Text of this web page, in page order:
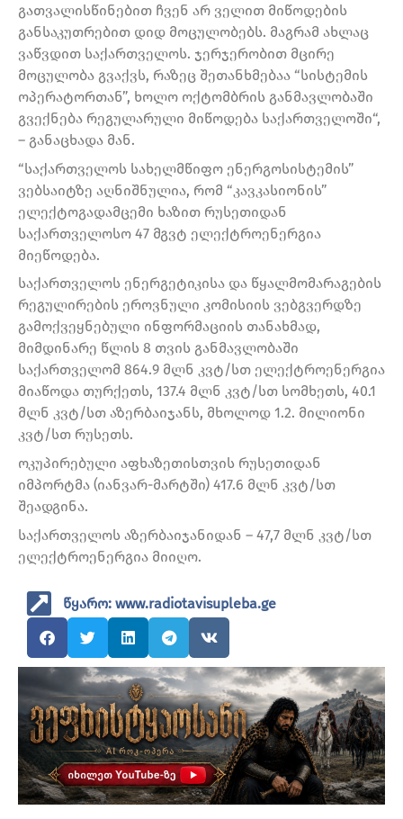
გათვალისწინებით ჩვენ არ ველით მიწოდების
განსაკუთრებით დიდ მოცულობებს. მაგრამ ახლაც
ვაწვდით საქართველოს. ჯერჯერობით მცირე
მოცულობა გვაქვს, რაზეც შეთანხმებაა “სისტემის
ოპერატორთან”, ხოლო ოქტომბრის განმავლობაში
გვექნება რეგულარული მიწოდება საქართველოში“,
– განაცხადა მან.
“საქართველოს სახელმწიფო ენერგოსისტემის”
ვებსაიტზე აღნიშნულია, რომ “კავკასიონის”
ელექტოგადამცემი ხაზით რუსეთიდან
საქართველოსო 47 მგვტ ელექტროენერგია
მიეწოდება.
საქართველოს ენერგეტიკისა და წყალმომარაგების
რეგულირების ეროვნული კომისიის ვებგვერდზე
გამოქვეყნებული ინფორმაციის თანახმად,
მიმდინარე წლის 8 თვის განმავლობაში
საქართველომ 864.9 მლნ კვტ/სთ ელექტროენერგია
მიაწოდა თურქეთს, 137.4 მლნ კვტ/სთ სომხეთს, 40.1
მლნ კვტ/სთ აზერბაიჯანს, მხოლოდ 1.2. მილიონი
კვტ/სთ რუსეთს.
ოკუპირებული აფხაზეთისთვის რუსეთიდან
იმპორტმა (იანვარ-მარტში) 417.6 მლნ კვტ/სთ
შეადგინა.
საქართველოს აზერბაიჯანიდან – 47,7 მლნ კვტ/სთ
ელექტროენერგია მიიღო.
წყარო: www.radiotavisupleba.ge